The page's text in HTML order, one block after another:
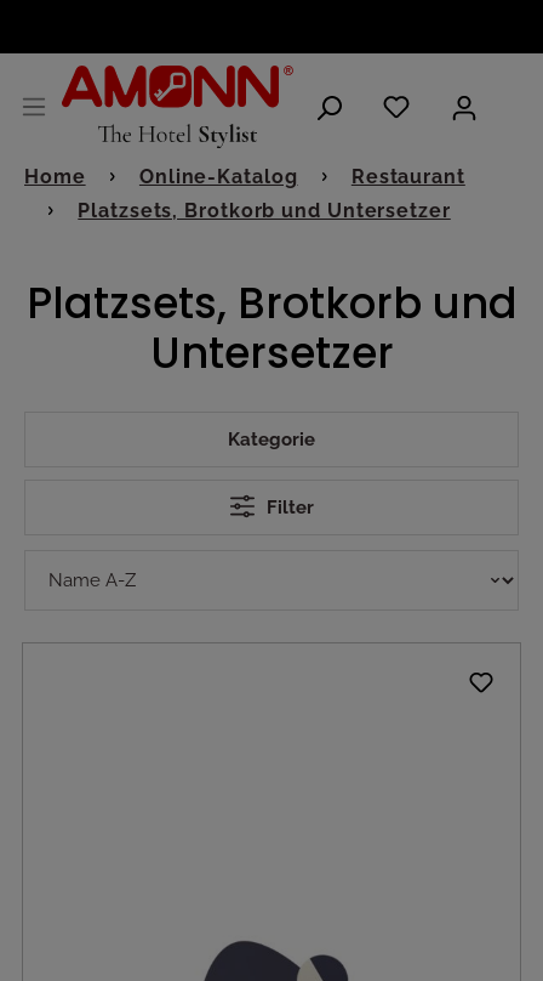
Home Online-Katalog
Restaurant
Platzsets, Brotkorb und Untersetzer
Platzsets, Brotkorb und
Untersetzer
Kategorie
Filter